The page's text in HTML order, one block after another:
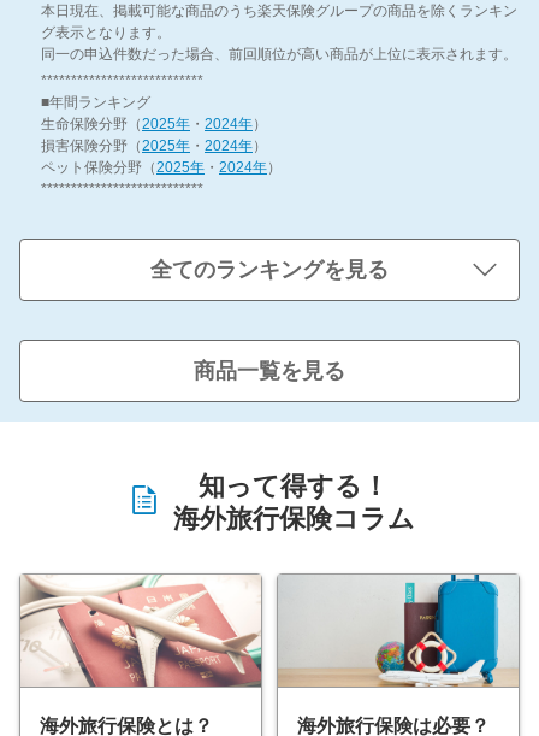
本日現在、掲載可能な商品のうち楽天保険グループの商品を除くランキン
グ表示となります。
同一の申込件数だった場合、前回順位が高い商品が上位に表示されます。
***************************
■年間ランキング
生命保険分野（2025年 ・ 2024年）
損害保険分野（2025年 ・ 2024年）
ペット保険分野（2025年 ・ 2024年）
***************************
全てのランキングを見る
商品一覧を見る
知って得する！
海外旅行保険コラム
海外旅行保険とは？ 海外旅行保険は必要？